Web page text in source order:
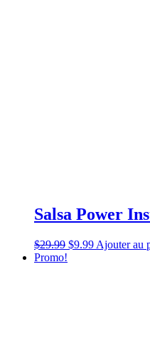
Salsa Power
$29.99 $9.99 Ajouter au
Promo!